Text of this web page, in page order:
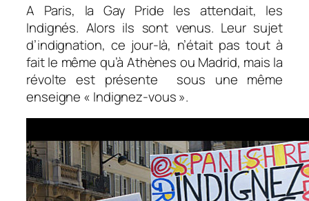
A Paris, la Gay Pride les attendait, les
Indignés. Alors ils sont venus. Leur sujet
d’indignation, ce jour-là, n’était pas tout à
fait le même qu’à Athènes ou Madrid, mais la
révolte est présente sous une même
enseigne « Indignez-vous ».